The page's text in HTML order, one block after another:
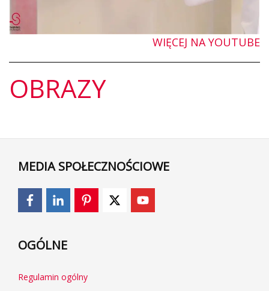
WIĘCEJ NA YOUTUBE
OBRAZY
MEDIA SPOŁECZNOŚCIOWE
OGÓLNE
Regulamin ogólny